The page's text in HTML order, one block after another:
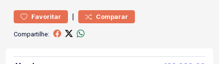
Favoritar | Comparar
Compartilhe: